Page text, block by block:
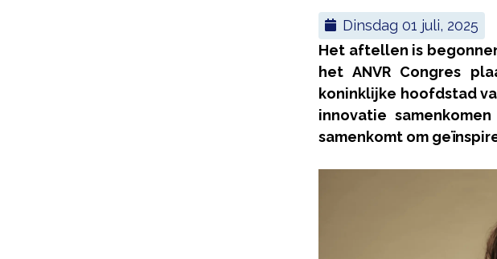
dinsdag 01 juli, 2025
Het aftellen is
het ANVR Congres
koninklijke hoofdstad
innovatie
samenkomt om